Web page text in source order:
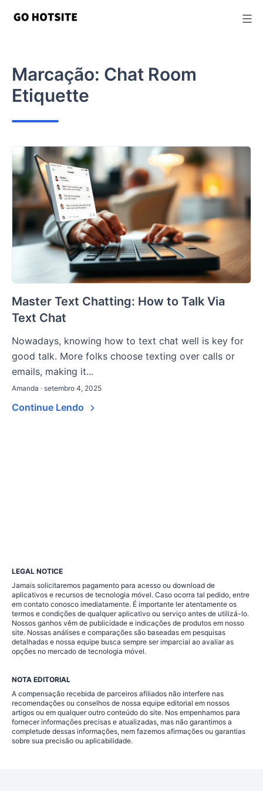
Marcação: Chat Room
Etiquette
Master Text Chatting: How to Talk Via
Text Chat
Nowadays, knowing how to text chat well is key for
good talk. More folks choose texting over calls or
emails, making it...
Amanda · setembro 4, 2025
Continue Lendo
LEGAL NOTICE
Jamais solicitaremos pagamento para acesso ou download de
aplicativos e recursos de tecnologia móvel. Caso ocorra tal pedido, entre
em contato conosco imediatamente. É importante ler atentamente os
termos e condições de qualquer aplicativo ou serviço antes de utilizá-lo.
Nossos ganhos vêm de publicidade e indicações de produtos em nosso
site. Nossas análises e comparações são baseadas em pesquisas
detalhadas e nossa equipe busca sempre ser imparcial ao avaliar as
opções no mercado de tecnologia móvel.
NOTA EDITORIAL
A compensação recebida de parceiros afiliados não interfere nas
recomendações ou conselhos de nossa equipe editorial em nossos
artigos ou em qualquer outro conteúdo do site. Nos empenhamos para
fornecer informações precisas e atualizadas, mas não garantimos a
completude dessas informações, nem fazemos afirmações ou garantias
sobre sua precisão ou aplicabilidade.